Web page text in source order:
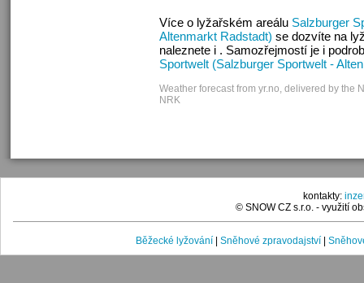
Více o lyžařském areálu Salzburger
Altenmarkt Radstadt) se dozvíte na
naleznete i . Samozřejmostí je i
Sportwelt (Salzburger Sportwelt -
Weather forecast from yr.no, delivered by the
NRK
kontakty:
© SNOW CZ s.r.o. - využití
Běžecké lyžování Sněhové zpravodajství